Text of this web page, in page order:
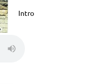
Intro